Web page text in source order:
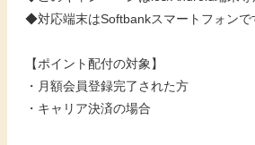
◆対応端末はSoftbankスマートフォンで
【ポイント配付の対象】
・月額会員登録完了された方
・キャリア決済の場合